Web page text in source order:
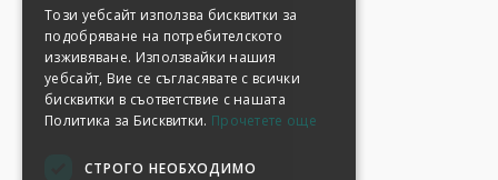
Този уебсайт използва бисквитки за
подобряване на потребителското
изживяване. Използвайки нашия
уебсайт, Вие се съгласявате с всички
бисквитки в съответствие с нашата
Политика за Бисквитки. Прочетете още
СТРОГО НЕОБХОДИМО